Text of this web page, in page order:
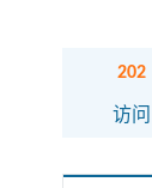
202
访问